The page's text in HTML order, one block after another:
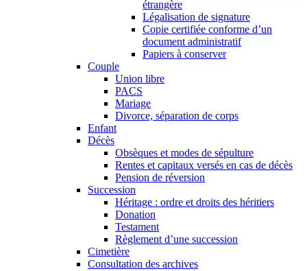
étrangère
Légalisation de signature
Copie certifiée conforme d’un
document administratif
Papiers à conserver
Couple
Union libre
PACS
Mariage
Divorce, séparation de corps
Enfant
Décès
Obsèques et modes de sépulture
Rentes et capitaux versés en cas de décès
Pension de réversion
Succession
Héritage : ordre et droits des héritiers
Donation
Testament
Règlement d’une succession
Cimetière
Consultation des archives